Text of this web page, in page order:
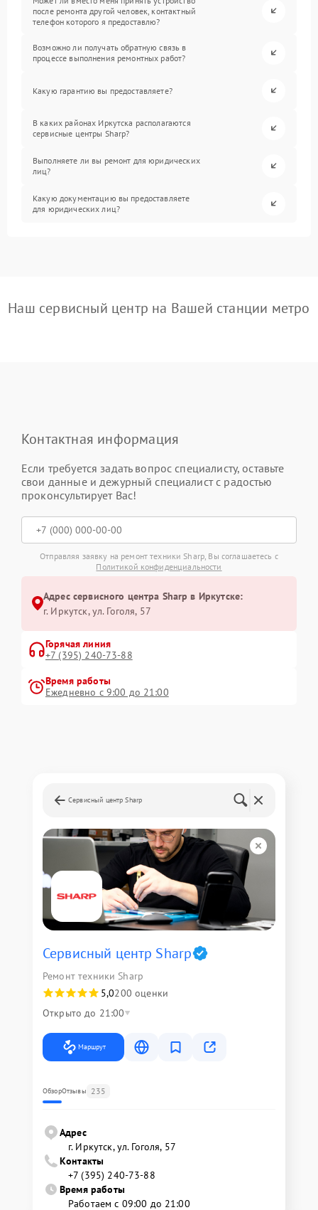
после ремонта другой человек, контактный
телефон которого я предоставлю?
Возможно ли получать обратную связь в
процессе выполнения ремонтных работ?
Какую гарантию вы предоставляете?
В каких районах Иркутска располагаются
сервисные центры Sharp?
Выполняете ли вы ремонт для юридических
лиц?
Какую документацию вы предоставляете
для юридических лиц?
Наш сервисный центр на Вашей станции метро
Контактная информация
Если требуется задать вопрос специалисту, оставьте
свои данные и дежурный специалист с радостью
проконсультирует Вас!
Отправляя заявку на ремонт техники Sharp, Вы соглашаетесь с
Политикой конфиденциальности
Адрес сервисного центра Sharp в Иркутске:
г. Иркутск, ул. ​Гоголя, 57
Горячая линия
+7 (395) 240-73-88
Время работы
Ежедневно с 9:00 до 21:00
Сервисный центр Sharp
Сервисный центр Sharp
Ремонт техники Sharp
5,0200 оценки
Открыто до 21:00
Маршрут
ОбзорОтзывы 235
Адрес
г. Иркутск, ул. ​Гоголя, 57
Контакты
+7 (395) 240-73-88
Время работы
Работаем с 09:00 до 21:00